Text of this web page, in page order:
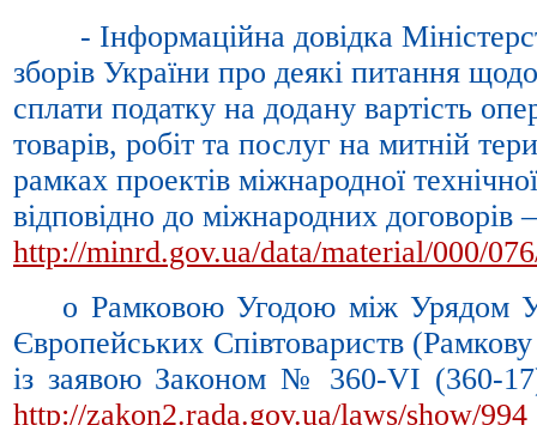
- Інформаційна довідка
зборів України про деякі питання
сплати податку на додану вартість
товарів, робіт та послуг на митній
рамках проектів міжнародної
відповідно до міжнародних договорів –
http://minrd.gov.ua/data/material/000/
o Рамковою Угодою між Урядом
Європейських Співтовариств
із заявою Законом № 360-VI (360-
http://zakon2.rada.gov.ua/laws/show/